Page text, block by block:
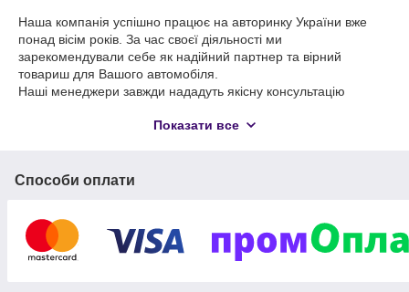
Наша компанія успішно працює на авторинку України вже
понад вісім років. За час своєї діяльності ми
зарекомендували себе як надійний партнер та вірний
товариш для Вашого автомобіля.
Наші менеджери завжди нададуть якісну консультацію
стосуються автомобільної тематики.
Показати все
Способи оплати